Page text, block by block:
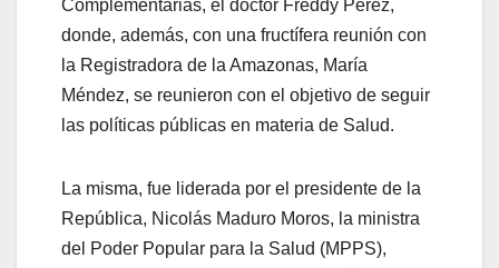
Complementarias, el doctor Freddy Pérez,
donde, además, con una fructífera reunión con
la Registradora de la Amazonas, María
Méndez, se reunieron con el objetivo de seguir
las políticas públicas en materia de Salud.
La misma, fue liderada por el presidente de la
República, Nicolás Maduro Moros, la ministra
del Poder Popular para la Salud (MPPS),